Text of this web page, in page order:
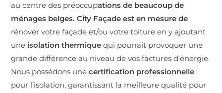
au centre des préoccupations de beaucoup de
ménages belges. City Façade est en mesure de
rénover votre façade et/ou votre toiture en y ajoutant
une isolation thermique qui pourrait provoquer une
grande différence au niveau de vos factures d’énergie.
Nous possédons unecertification professionnelle
pour l’isolation, garantissant la meilleure qualité pour